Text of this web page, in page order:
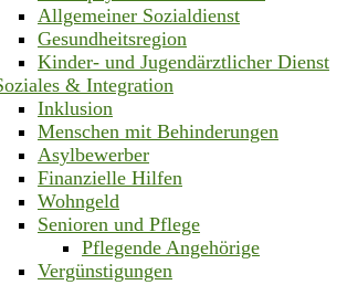
Allgemeiner Sozialdienst
Gesundheitsregion
Kinder- und Jugendärztlicher Dienst
& Integration
Inklusion
Menschen mit Behinderungen
Asylbewerber
Finanzielle Hilfen
Wohngeld
Senioren und Pflege
Pflegende Angehörige
Vergünstigungen